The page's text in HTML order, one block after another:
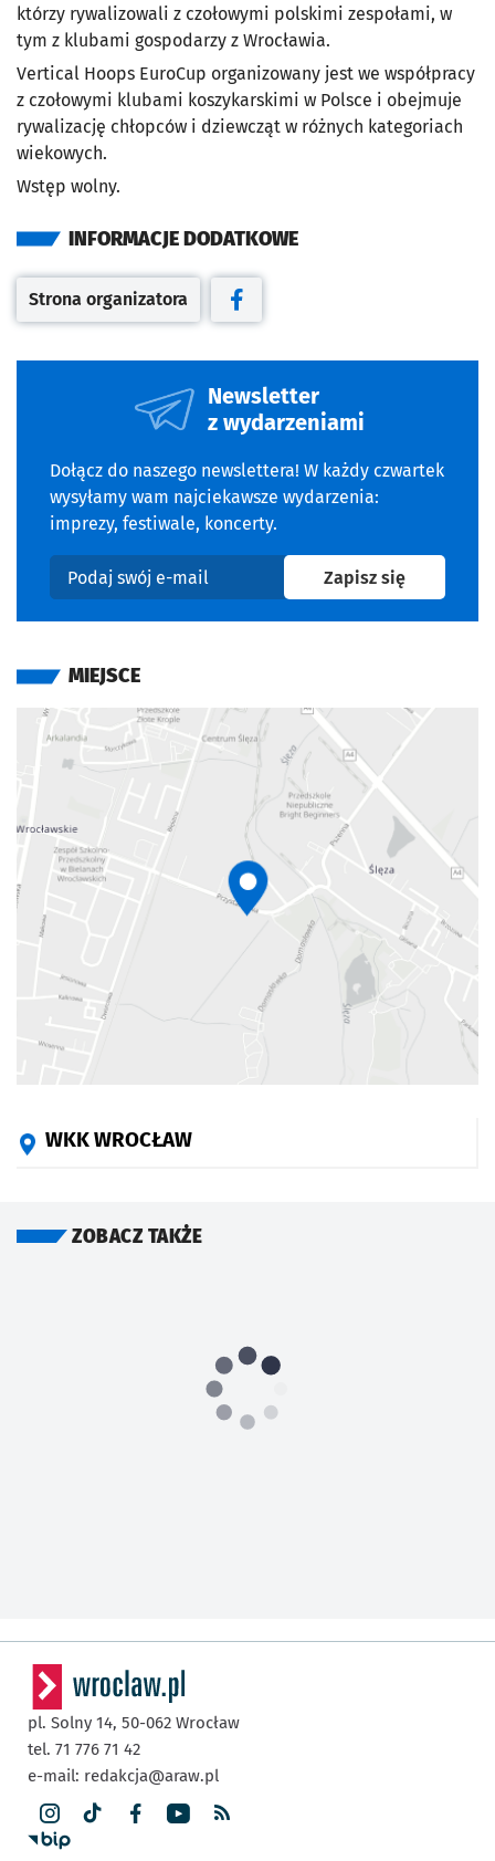
którzy rywalizowali z czołowymi polskimi zespołami, w
tym z klubami gospodarzy z Wrocławia.
Vertical Hoops EuroCup organizowany jest we współpracy
z czołowymi klubami koszykarskimi w Polsce i obejmuje
rywalizację chłopców i dziewcząt w różnych kategoriach
wiekowych.
Wstęp wolny.
INFORMACJE DODATKOWE
Otwiera się w nowej karcie
Strona organizatora
Otwiera się w nowej karcie
Newsletter
z wydarzeniami
Dołącz do naszego newslettera! W każdy czwartek
wysyłamy wam najciekawsze wydarzenia:
imprezy, festiwale, koncerty.
Podaj swój e-mail
Zapisz sięna
MIEJSCE
WKK WROCŁAW
ZOBACZ TAKŻE
pl. Solny 14, 50-062 Wrocław
tel. 71 776 71 42
e-mail: redakcja@araw.pl